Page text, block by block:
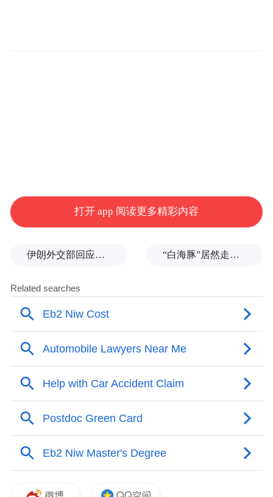
3月14日，特朗普发布行政命令，惩罚律师波
的宝维斯律师事务所。特朗普下令政府剥夺
师事务所进入联邦大楼，并采取措施撤销政
府与该律师事务所及其客户的合同。
打开 app 阅读更多精彩内容
伊朗外交部回应特朗普战利品言论：美需赢得战争，再谈战利品 “白海豚”居然走出了古怪路径